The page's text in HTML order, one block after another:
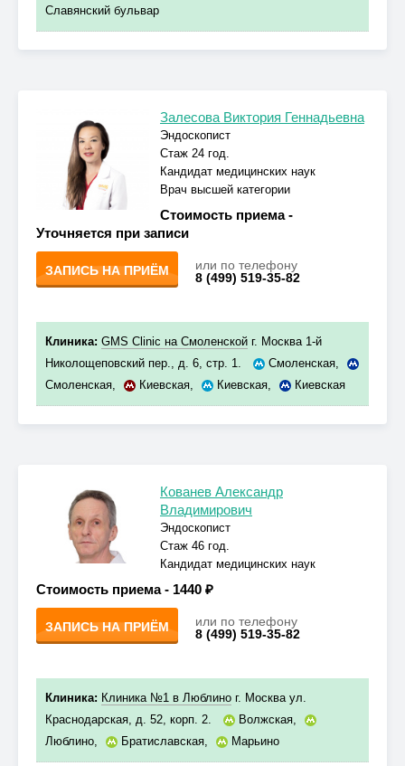
Славянский бульвар
Залесова Виктория Геннадьевна
Эндоскопист
Стаж 24 год.
Кандидат медицинских наук
Врач высшей категории
Стоимость приема -
Уточняется при записи
ЗАПИСЬ НА ПРИЁМ
или по телефону
8 (499) 519-35-82
Клиника: GMS Clinic на Смоленской г. Москва 1-й
Николощеповский пер., д. 6, стр. 1.
Смоленская,
Смоленская, Киевская, Киевская, Киевская
Кованев Александр
Владимирович
Эндоскопист
Стаж 46 год.
Кандидат медицинских наук
Стоимость приема - 1440 ₽
ЗАПИСЬ НА ПРИЁМ
или по телефону
8 (499) 519-35-82
Клиника: Клиника №1 в Люблино г. Москва ул.
Краснодарская, д. 52, корп. 2.
Волжская,
Люблино, Братиславская, Марьино